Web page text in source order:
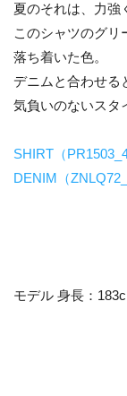
夏のそれは、力強
このシャツのグリ
落ち着いた色。
デニムと合わせる
気負いのないスタ
SHIRT（
DENIM（
モデル 身長：